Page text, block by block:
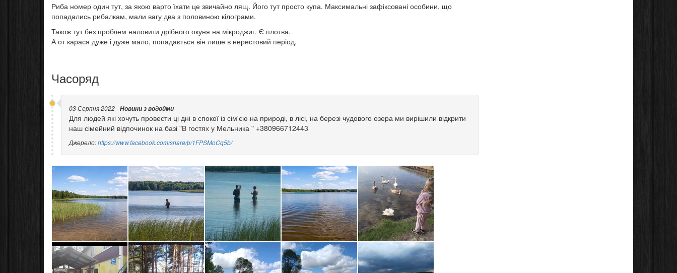
Риба номер один тут, за якою варто їхати це звичайно лящ. Його тут просто купа. Максимальні зафіксовані особини, що
попадались рибалкам, мали вагу два з половиною кілограми.
Також тут без проблем наловити дрібного окуня на мікроджиг. Є плотва.
А от карася дуже і дуже мало, попадається він лише в нерестовий період.
Часоряд
03 Серпня 2022 -Новини з водойми
Для людей які хочуть провести ці дні в спокої із сім'єю на природі, в лісі, на березі чудового озера ми вирішили відкрити
наш сімейний відпочинок на базі "В гостях у Мельника " +380966712443
Джерело:https://www.facebook.com/share/p/1FPSMoCq5b/